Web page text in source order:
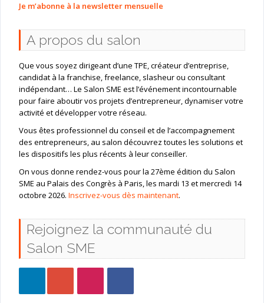
Je m’abonne à la newsletter mensuelle
A propos du salon
Que vous soyez dirigeant d’une TPE, créateur d’entreprise,
candidat à la franchise, freelance, slasheur ou consultant
indépendant… Le Salon SME est l’événement incontournable
pour faire aboutir vos projets d’entrepreneur, dynamiser votre
activité et développer votre réseau.
Vous êtes professionnel du conseil et de l’accompagnement
des entrepreneurs, au salon découvrez toutes les solutions et
les dispositifs les plus récents à leur conseiller.
On vous donne rendez-vous pour la 27ème édition du Salon
SME au Palais des Congrès à Paris, les mardi 13 et mercredi 14
octobre 2026. Inscrivez-vous dès maintenant.
Rejoignez la communauté du
Salon SME